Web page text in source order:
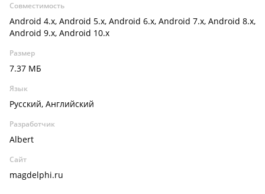
Совместимость
Android 4.x, Android 5.x, Android 6.x, Android 7.x, Android 8.x,
Android 9.x, Android 10.x
Размер
7.37 МБ
Язык
Русский, Английский
Разработчик
Albert
Сайт
magdelphi.ru